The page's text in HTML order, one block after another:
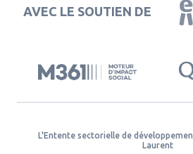
AVEC LE SOUTIEN DE
L'Entente sectorielle de
Laurent